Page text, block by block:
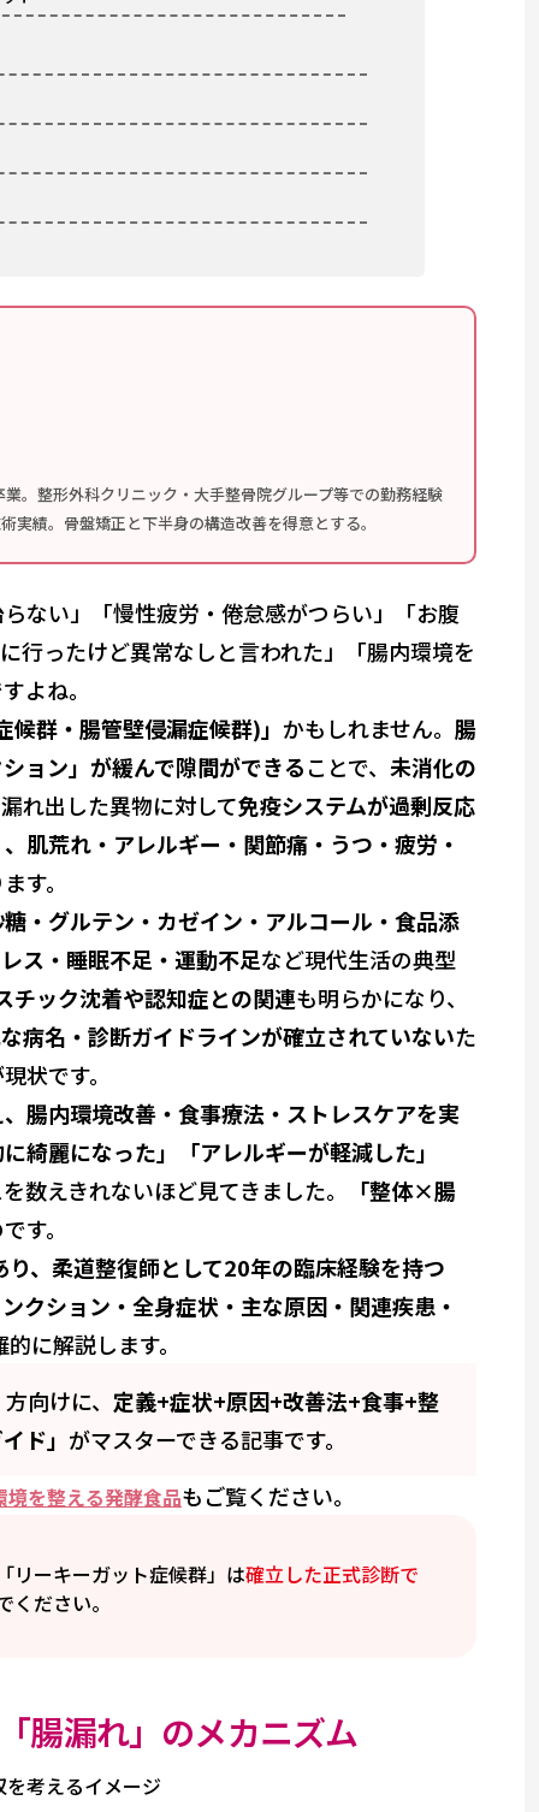
。整形外科クリニック・大手整骨院グループ等での勤務経験
実績。骨盤矯正と下半身の構造改善を得意とする。
ない」「慢性疲労・倦怠感がつらい」「お腹
行ったけど異常なしと言われた」「腸内環境を
よね。
群・腸管壁侵漏症候群)」 かもしれません。 腸
ョン」が緩んで隙間ができることで、 未消化の
れ出した異物に対して免疫システムが過剰反応
肌荒れ・アレルギー・関節痛・うつ・疲労・
す。
・グルテン・カゼイン・アルコール・食品添
ス・睡眠不足・運動不足など現代生活の典型
ック沈着や認知症との関連も明らかになり、
病名・診断ガイドラインが確立されていないた
状です。
腸内環境改善・食事療法・ストレスケアを実
綺麗になった」「アレルギーが軽減した」
数えきれないほど見てきました。
「整体×腸
す。
、柔道整復師として20年の臨床経験を持つ
クション・全身症状・主な原因・関連疾患・
に解説します。
向けに、 定義+症状+原因+改善法+食事+整
ド」 がマスターできる記事です。
を整える発酵食品もご覧ください。
リーキーガット症候群」は確立した正式診断で
ださい。
腸漏れ」のメカニズム